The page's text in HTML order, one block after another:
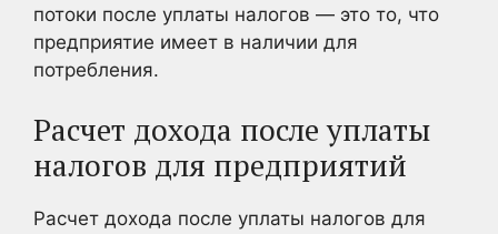
потоки после уплаты налогов — это то, что
предприятие имеет в наличии для
потребления.
Расчет дохода после уплаты
налогов для предприятий
Расчет дохода после уплаты налогов для